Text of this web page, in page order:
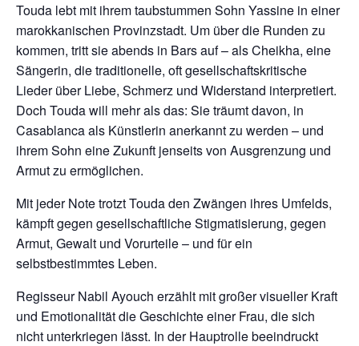
Touda lebt mit ihrem taubstummen Sohn Yassine in einer
marokkanischen Provinzstadt. Um über die Runden zu
kommen, tritt sie abends in Bars auf – als Cheikha, eine
Sängerin, die traditionelle, oft gesellschaftskritische
Lieder über Liebe, Schmerz und Widerstand interpretiert.
Doch Touda will mehr als das: Sie träumt davon, in
Casablanca als Künstlerin anerkannt zu werden – und
ihrem Sohn eine Zukunft jenseits von Ausgrenzung und
Armut zu ermöglichen.
Mit jeder Note trotzt Touda den Zwängen ihres Umfelds,
kämpft gegen gesellschaftliche Stigmatisierung, gegen
Armut, Gewalt und Vorurteile – und für ein
selbstbestimmtes Leben.
Regisseur Nabil Ayouch erzählt mit großer visueller Kraft
und Emotionalität die Geschichte einer Frau, die sich
nicht unterkriegen lässt. In der Hauptrolle beeindruckt